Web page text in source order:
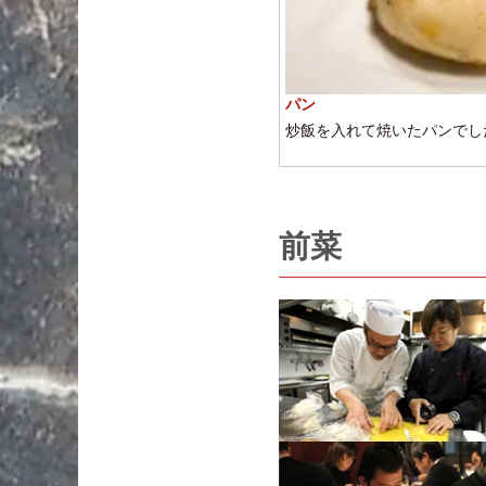
パン
炒飯を入れて焼いたパンでし
前菜